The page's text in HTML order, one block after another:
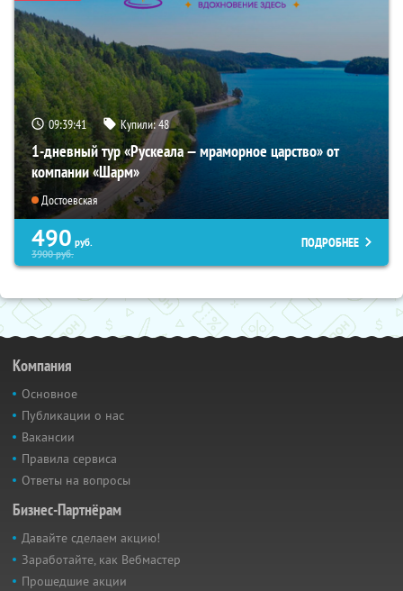
09:39:40 Купили:48
1-дневный тур «Рускеала — мраморное царство» от
компании «Шарм»
Достоевская
490 руб.
3900руб.
ПОДРОБНЕЕ
Компания
Основное
Публикации о нас
Вакансии
Правила сервиса
Ответы на вопросы
Бизнес-Партнёрам
Давайте сделаем акцию!
Заработайте, как Вебмастер
Прошедшие акции